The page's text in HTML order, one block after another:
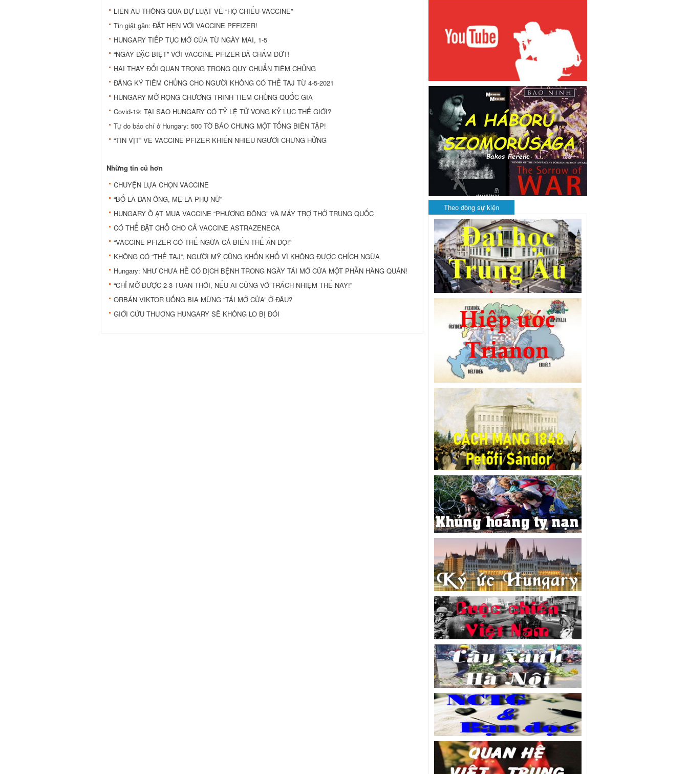
LIÊN ÂU THÔNG QUA DỰ LUẬT VỀ “HỘ CHIẾU VACCINE”
Tin giật gân: ĐẶT HẸN VỚI VACCINE PFFIZER!
HUNGARY TIẾP TỤC MỞ CỬA TỪ NGÀY MAI, 1-5
“NGÀY ĐẶC BIỆT” VỚI VACCINE PFIZER ĐÃ CHẤM DỨT!
HAI THAY ĐỔI QUAN TRỌNG TRONG QUY CHUẨN TIÊM CHỦNG
ĐĂNG KÝ TIÊM CHỦNG CHO NGƯỜI KHÔNG CÓ THẺ TAJ TỪ 4-5-2021
HUNGARY MỞ RỘNG CHƯƠNG TRÌNH TIÊM CHỦNG QUỐC GIA
Covid-19: TẠI SAO HUNGARY CÓ TỶ LỆ TỬ VONG KỶ LỤC THẾ GIỚI?
Tự do báo chí ở Hungary: 500 TỜ BÁO CHUNG MỘT TỔNG BIÊN TẬP!
“TIN VỊT” VỀ VACCINE PFIZER KHIẾN NHIỀU NGƯỜI CHƯNG HỬNG
Những tin cũ hơn
CHUYỆN LỰA CHỌN VACCINE
“BỐ LÀ ĐÀN ÔNG, MẸ LÀ PHỤ NỮ”
HUNGARY Ồ ẠT MUA VACCINE “PHƯƠNG ĐÔNG” VÀ MÁY TRỢ THỞ TRUNG QUỐC
CÓ THỂ ĐẶT CHỖ CHO CẢ VACCINE ASTRAZENECA
“VACCINE PFIZER CÓ THỂ NGỪA CẢ BIẾN THỂ ẤN ĐỘ!”
KHÔNG CÓ “THẺ TAJ”, NGƯỜI MỸ CŨNG KHỐN KHỔ VÌ KHÔNG ĐƯỢC CHÍCH NGỪA
Hungary: NHƯ CHƯA HỀ CÓ DỊCH BỆNH TRONG NGÀY TÁI MỞ CỬA MỘT PHẦN HÀNG QUÁN!
“CHỈ MỞ ĐƯỢC 2-3 TUẦN THÔI, NẾU AI CŨNG VÔ TRÁCH NHIỆM THẾ NÀY!”
ORBÁN VIKTOR UỐNG BIA MỪNG “TÁI MỞ CỬA” Ở ĐÂU?
GIỚI CỨU THƯƠNG HUNGARY SẼ KHÔNG LO BỊ ĐÓI
Theo dòng sự kiện